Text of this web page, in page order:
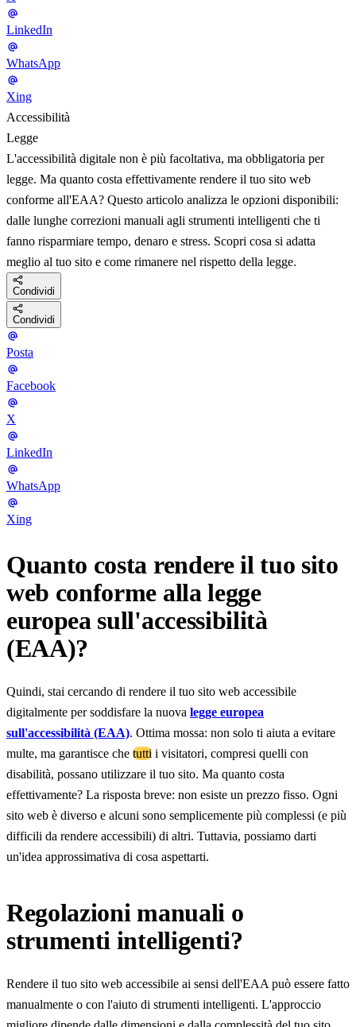
LinkedIn
WhatsApp
Xing
Accessibilità
Legge
L'accessibilità digitale non è più facoltativa, ma obbligatoria per
legge. Ma quanto costa effettivamente rendere il tuo sito web
conforme all'EAA? Questo articolo analizza le opzioni disponibili:
dalle lunghe correzioni manuali agli strumenti intelligenti che ti
fanno risparmiare tempo, denaro e stress. Scopri cosa si adatta
meglio al tuo sito e come rimanere nel rispetto della legge.
Condividi
Condividi
Posta
Facebook
X
LinkedIn
WhatsApp
Xing
Quanto costa rendere il tuo sito
web conforme alla legge
europea sull'accessibilità
(EAA)?
Quindi, stai cercando di rendere il tuo sito web accessibile
digitalmente per soddisfare la nuova legge europea
sull'accessibilità (EAA). Ottima mossa: non solo ti aiuta a evitare
multe, ma garantisce che tutti i visitatori, compresi quelli con
disabilità, possano utilizzare il tuo sito. Ma quanto costa
effettivamente? La risposta breve: non esiste un prezzo fisso. Ogni
sito web è diverso e alcuni sono semplicemente più complessi (e più
difficili da rendere accessibili) di altri. Tuttavia, possiamo darti
un'idea approssimativa di cosa aspettarti.
Regolazioni manuali o
strumenti intelligenti?
Rendere il tuo sito web accessibile ai sensi dell'EAA può essere fatto
manualmente o con l'aiuto di strumenti intelligenti. L'approccio